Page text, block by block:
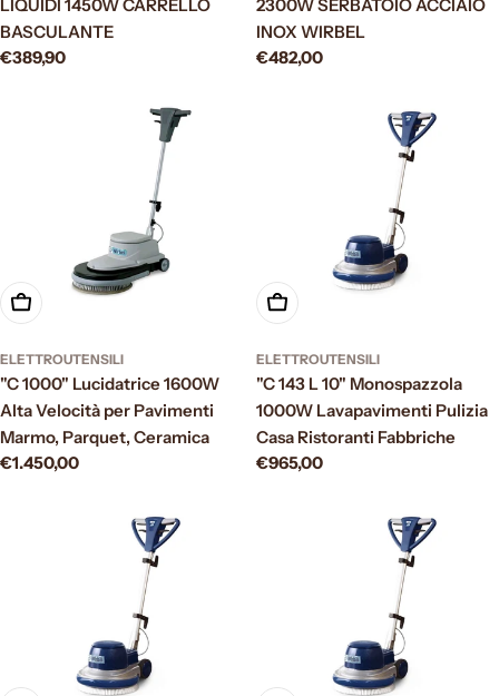
LIQUIDI 1450W CARRELLO
BASCULANTE
Prezzo
€389,90
2300W SERBATOIO ACCIAIO
INOX WIRBEL
Prezzo
€482,00
Aggiungi al carrello
ELETTROUTENSILI
"C 1000" Lucidatrice 1600W
Alta Velocità per Pavimenti
Marmo, Parquet, Ceramica
Prezzo
€1.450,00
Aggiungi al carrello
ELETTROUTENSILI
"C 143 L 10" Monospazzola
1000W Lavapavimenti Pulizia
Casa Ristoranti Fabbriche
Prezzo
€965,00